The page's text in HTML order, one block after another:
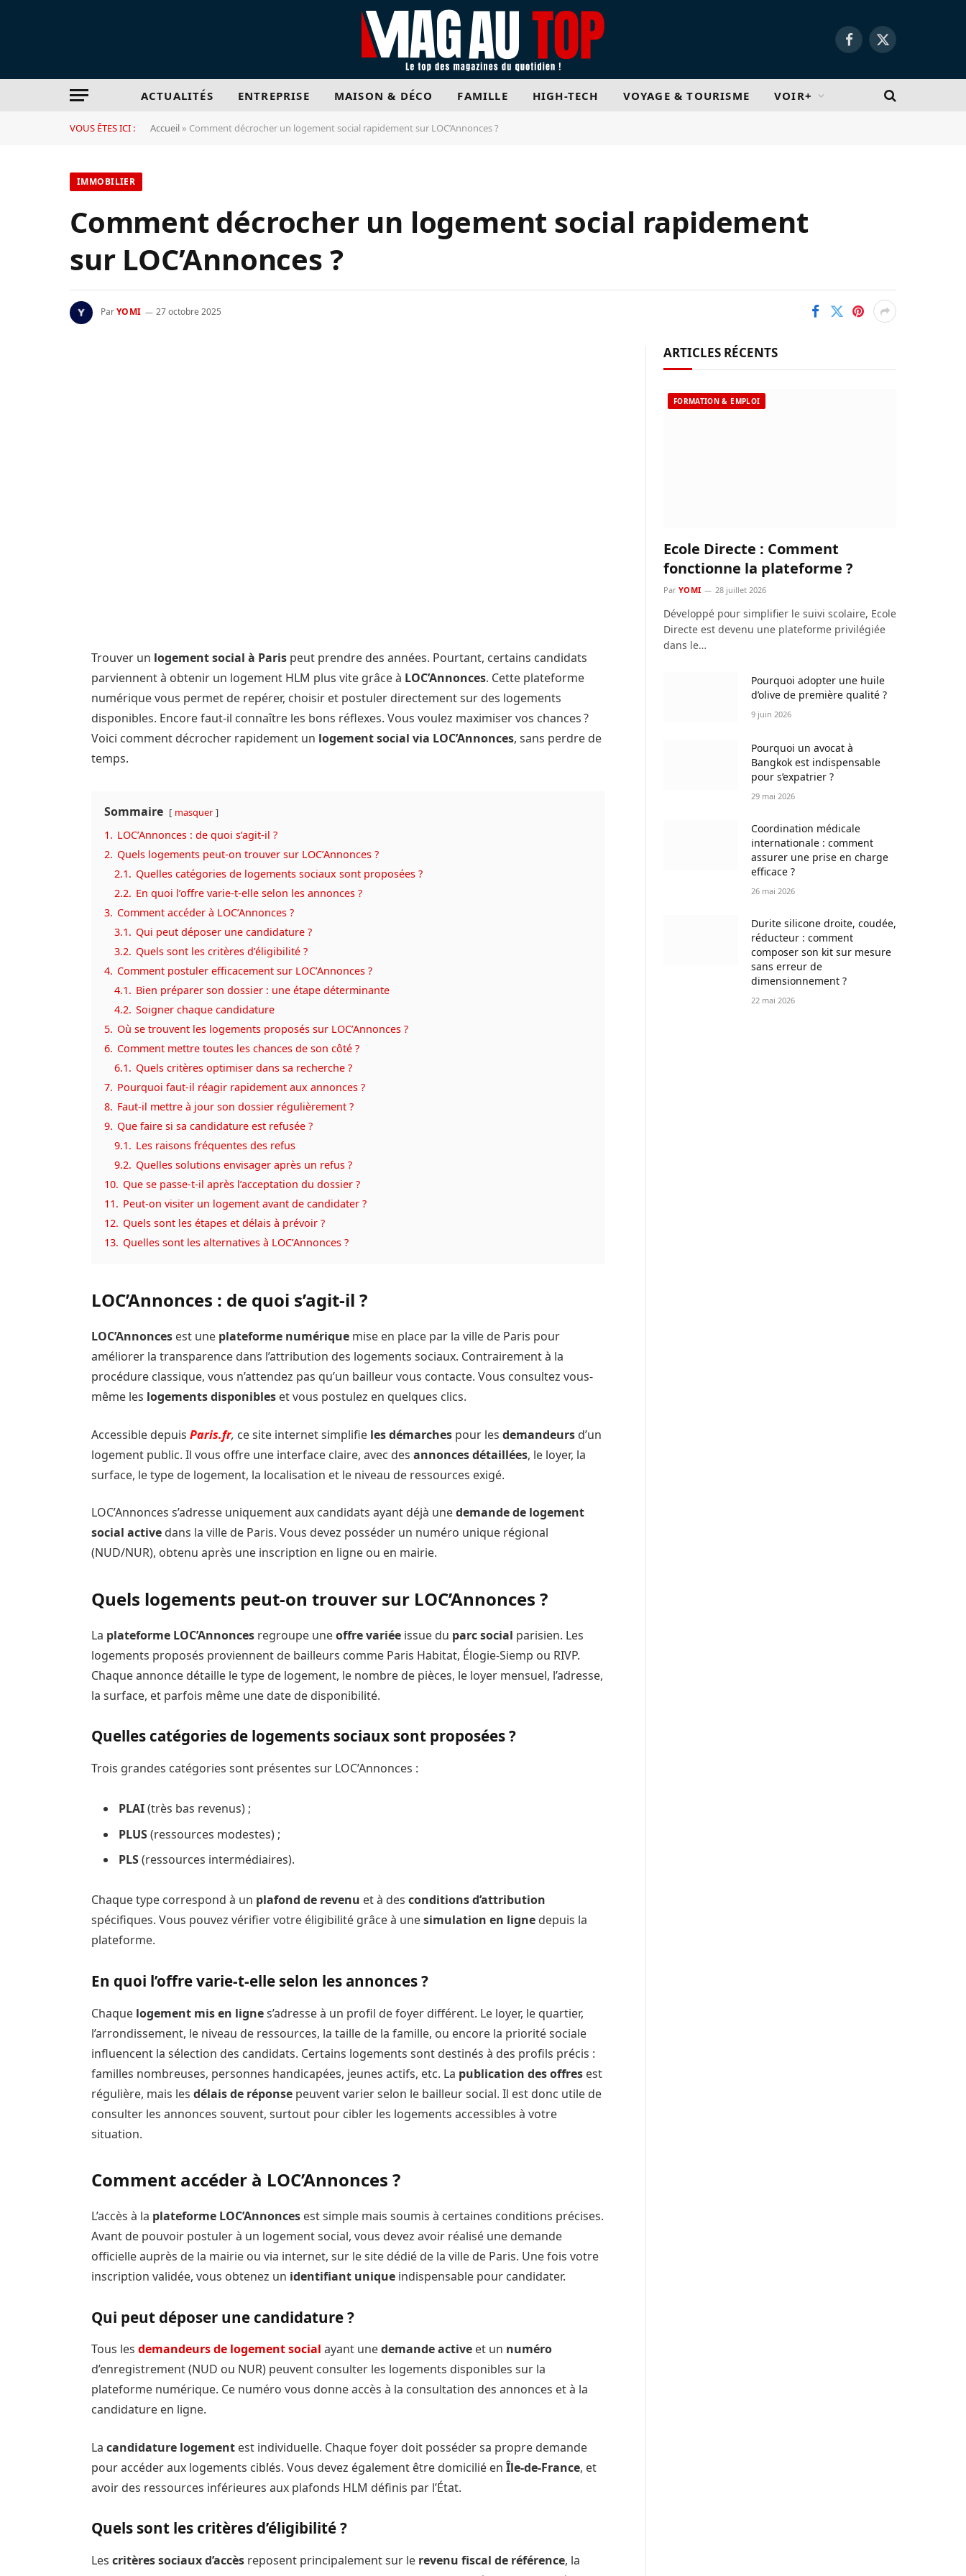
Facebook
X
ACTUALITÉS ENTREPRISE MAISON & DÉCO FAMILLE HIGH-TECH VOYAGE & TOURISME VOIR+
VOUS ÊTES ICI : Accueil » Comment décrocher un logement social rapidement sur LOC’Annonces ?
IMMOBILIER
Comment décrocher un logement social rapidement
sur LOC’Annonces ?
ParYOMI 27 octobre 2025
Trouver un logement social à Paris peut prendre des années. Pourtant, certains candidats
parviennent à obtenir un logement HLM plus vite grâce à LOC’Annonces. Cette plateforme
numérique vous permet de repérer, choisir et postuler directement sur des logements
disponibles. Encore faut-il connaître les bons réflexes. Vous voulez maximiser vos chances ?
Voici comment décrocher rapidement un logement social via LOC’Annonces, sans perdre de
temps.
Sommaire masquer
1. LOC’Annonces : de quoi s’agit-il ?
2. Quels logements peut-on trouver sur LOC’Annonces ?
2.1. Quelles catégories de logements sociaux sont proposées ?
2.2. En quoi l’offre varie-t-elle selon les annonces ?
3. Comment accéder à LOC’Annonces ?
3.1. Qui peut déposer une candidature ?
3.2. Quels sont les critères d’éligibilité ?
4. Comment postuler efficacement sur LOC’Annonces ?
4.1. Bien préparer son dossier : une étape déterminante
4.2. Soigner chaque candidature
5. Où se trouvent les logements proposés sur LOC’Annonces ?
6. Comment mettre toutes les chances de son côté ?
6.1. Quels critères optimiser dans sa recherche ?
7. Pourquoi faut-il réagir rapidement aux annonces ?
8. Faut-il mettre à jour son dossier régulièrement ?
9. Que faire si sa candidature est refusée ?
9.1. Les raisons fréquentes des refus
9.2. Quelles solutions envisager après un refus ?
10. Que se passe-t-il après l’acceptation du dossier ?
11. Peut-on visiter un logement avant de candidater ?
12. Quels sont les étapes et délais à prévoir ?
13. Quelles sont les alternatives à LOC’Annonces ?
LOC’Annonces : de quoi s’agit-il ?
LOC’Annonces est une plateforme numérique mise en place par la ville de Paris pour
améliorer la transparence dans l’attribution des logements sociaux. Contrairement à la
procédure classique, vous n’attendez pas qu’un bailleur vous contacte. Vous consultez vous-
même les logements disponibles et vous postulez en quelques clics.
Accessible depuisParis.fr, ce site internet simplifie les démarches pour lesdemandeurs d’un
logement public. Il vous offre une interface claire, avec desannonces détaillées, le loyer, la
surface, le type de logement, la localisation et le niveau de ressources exigé.
LOC’Annonces s’adresse uniquement aux candidats ayant déjà unedemande de logement
social active dans la ville de Paris. Vous devez posséder un numéro unique régional
(NUD/NUR), obtenu après une inscription en ligne ou en mairie.
Quels logements peut-on trouver sur LOC’Annonces ?
La plateforme LOC’Annonces regroupe uneoffre variée issue du parc social parisien. Les
logements proposés proviennent de bailleurs comme Paris Habitat, Élogie-Siemp ou RIVP.
Chaque annonce détaille le type de logement, le nombre de pièces, le loyer mensuel, l’adresse,
la surface, et parfois même une date de disponibilité.
Quelles catégories de logements sociaux sont proposées ?
Trois grandes catégories sont présentes sur LOC’Annonces :
PLAI(très bas revenus) ;
PLUS(ressources modestes) ;
PLS(ressources intermédiaires).
Chaque type correspond à un plafond de revenu et à desconditions d’attribution
spécifiques. Vous pouvez vérifier votre éligibilité grâce à unesimulation en ligne depuis la
plateforme.
En quoi l’offre varie-t-elle selon les annonces ?
Chaque logement mis en lignes’adresse à un profil de foyer différent. Le loyer, le quartier,
l’arrondissement, le niveau de ressources, la taille de la famille, ou encore la priorité sociale
influencent la sélection des candidats. Certains logements sont destinés à des profils précis :
familles nombreuses, personnes handicapées, jeunes actifs, etc. La publication des offres est
régulière, mais lesdélais de réponse peuvent varier selon le bailleur social. Il est donc utile de
consulter les annonces souvent, surtout pour cibler les logements accessibles à votre
situation.
Comment accéder à LOC’Annonces ?
L’accès à la plateforme LOC’Annonces est simple mais soumis à certaines conditions précises.
Avant de pouvoir postuler à un logement social, vous devez avoir réalisé une demande
officielle auprès de la mairie ou via internet, sur le site dédié de la ville de Paris. Une fois votre
inscription validée, vous obtenez un identifiant unique indispensable pour candidater.
Qui peut déposer une candidature ?
Tous lesdemandeurs de logement social ayant unedemande active et un numéro
d’enregistrement (NUD ou NUR) peuvent consulter les logements disponibles sur la
plateforme numérique. Ce numéro vous donne accès à la consultation des annonces et à la
candidature en ligne.
Lacandidature logement est individuelle. Chaque foyer doit posséder sa propre demande
pour accéder aux logements ciblés. Vous devez également être domicilié enÎle-de-France, et
avoir des ressources inférieures aux plafonds HLM définis par l’État.
Quels sont les critères d’éligibilité ?
Lescritères sociaux d’accès reposent principalement sur le revenu fiscal de référence, la
ARTICLES RÉCENTS
FORMATION & EMPLOI
Ecole Directe : Comment
fonctionne la plateforme ?
Par YOMI 28 juillet 2026
Développé pour simplifier le suivi scolaire, Ecole
Directe est devenu une plateforme privilégiée
dans le…
Pourquoi adopter une huile
d’olive de première qualité ?
9 juin 2026
Pourquoi un avocat à
Bangkok est indispensable
pour s’expatrier ?
29 mai 2026
Coordination médicale
internationale : comment
assurer une prise en charge
efficace ?
26 mai 2026
Durite silicone droite, coudée,
réducteur : comment
composer son kit sur mesure
sans erreur de
dimensionnement ?
22 mai 2026